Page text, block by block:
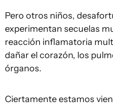
Pero otros niños,
experimentan secuelas
reacción inflamatoria
dañar el corazón, los
órganos.
Ciertamente estamos